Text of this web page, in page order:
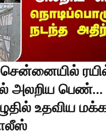
அலறிய பெண்...
உதவிய